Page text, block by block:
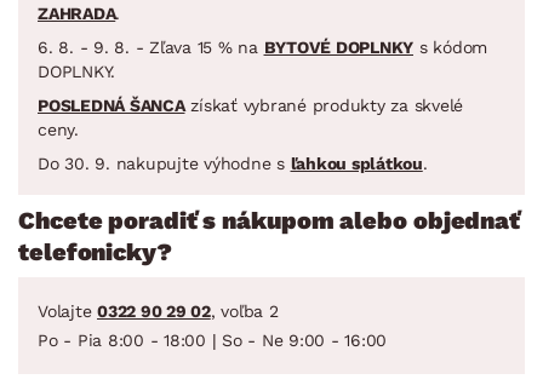
ZAHRADA.
6. 8. - 9. 8. - Zľava 15 % na BYTOVÉ DOPLNKY s kódom
DOPLNKY.
POSLEDNÁ ŠANCAzískať vybrané produkty za skvelé
ceny.
Do 30. 9. nakupujte výhodne s ľahkou splátkou.
Chcete poradiť s nákupom alebo objednať
telefonicky?
Volajte 0322 90 29 02, voľba 2
Po - Pia 8:00 - 18:00 | So - Ne 9:00 - 16:00